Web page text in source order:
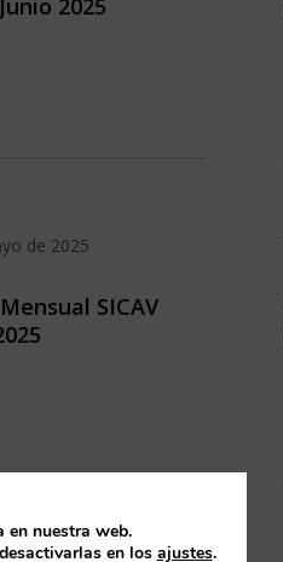
de 2025
SICAV
en nuestra web.
en los ajustes.